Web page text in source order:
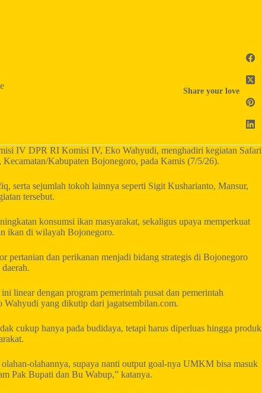
Share your love
IV DPR RI Komisi IV, Eko Wahyudi, menghadiri kegiatan Safari
Kabupaten Bojonegoro, pada Kamis (7/5/26).
serta sejumlah tokoh lainnya seperti Sigit Kusharianto, Mansur,
tersebut.
konsumsi ikan masyarakat, sekaligus upaya memperkuat
ikan di wilayah Bojonegoro.
pertanian dan perikanan menjadi bidang strategis di Bojonegoro
linear dengan program pemerintah pusat dan pemerintah
Wahyudi yang dikutip dari jagatsembilan.com.
cukup hanya pada budidaya, tetapi harus diperluas hingga produk
olahannya, supaya nanti output goal-nya UMKM bisa masuk
Pak Bupati dan Bu Wabup,” katanya.